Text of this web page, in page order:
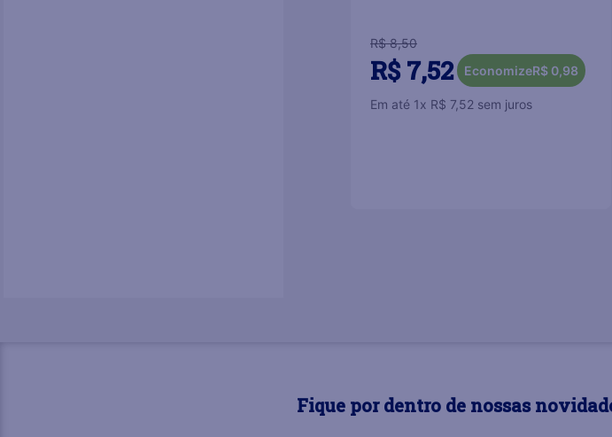
R$ 8,50
R$ 7,52 EconomizeR$ 0,98
Em até 1x R$ 7, 52 sem juros
Fique por dentro de nossas